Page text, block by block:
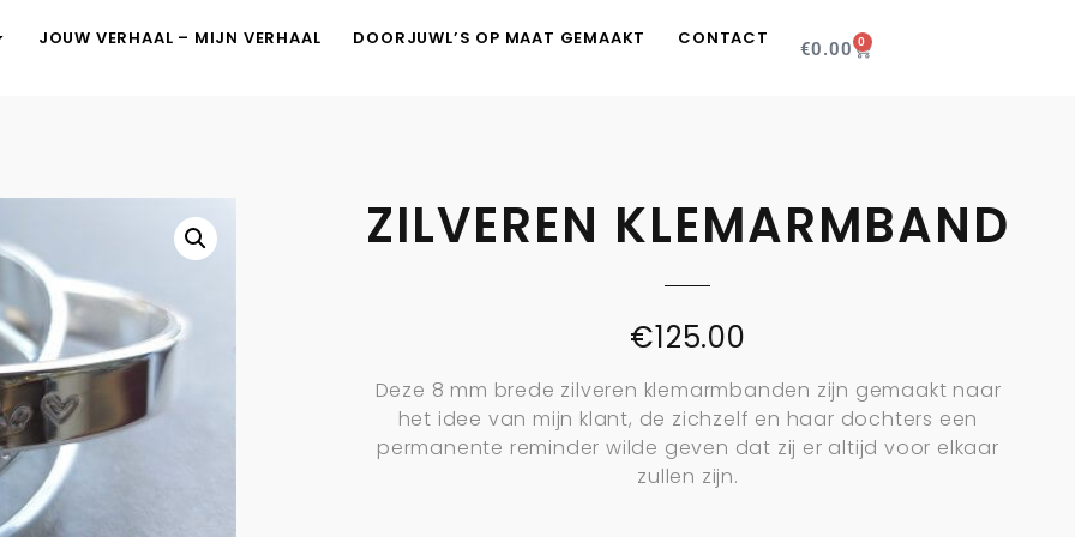
JOUW VERHAAL – MIJN VERHAAL DOORJUWL’S OP MAAT GEMAAKT CONTACT €0.00 0
ZILVEREN KLEMARMBAND
€125.00
Deze 8 mm brede zilveren klemarmbanden zijn gemaakt naar
het idee van mijn klant, de zichzelf en haar dochters een
permanente reminder wilde geven dat zij er altijd voor elkaar
zullen zijn.